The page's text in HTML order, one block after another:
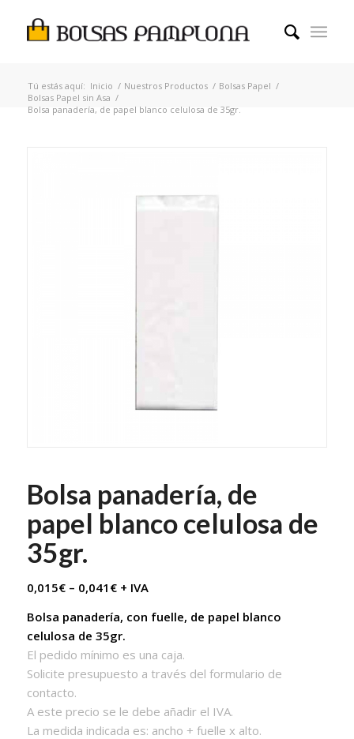
Tú estás aquí: Inicio / Nuestros Productos / Bolsas Papel /
Bolsas Papel sin Asa /
Bolsa panadería, de papel blanco celulosa de 35gr.
Bolsa panadería, de
papel blanco celulosa de
35gr.
0,015€– 0,041 €+ IVA
Bolsa panadería, con fuelle, de papel blanco
celulosa de 35gr.
El pedido mínimo es una caja.
Solicite presupuesto a través del formulario de
contacto.
A este precio se le debe añadir el IVA.
La medida indicada es: ancho + fuelle x alto.